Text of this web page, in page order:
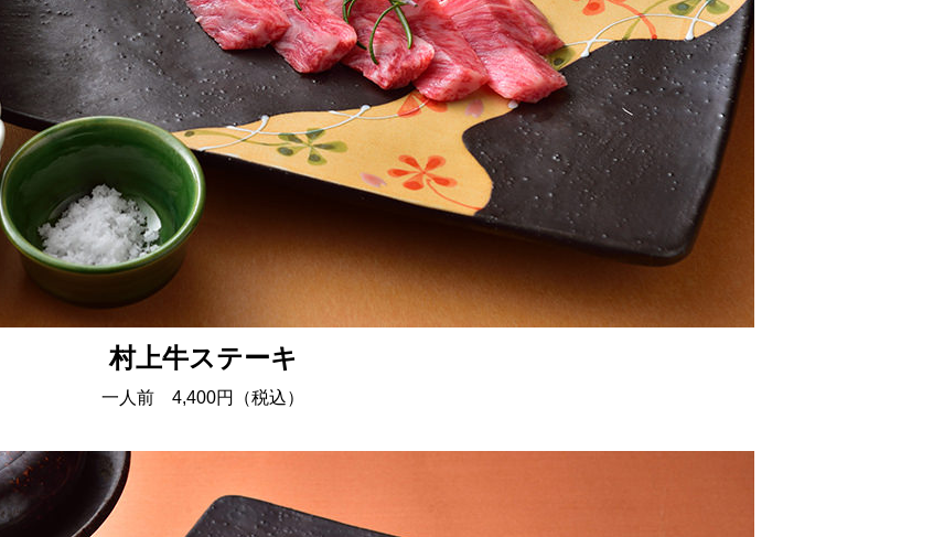
村上牛ステーキ
一人前 4,400円（税込）